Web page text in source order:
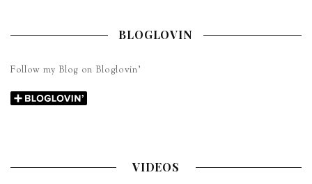
BLOGLOVIN
Follow my Blog on Bloglovin’
VIDEOS